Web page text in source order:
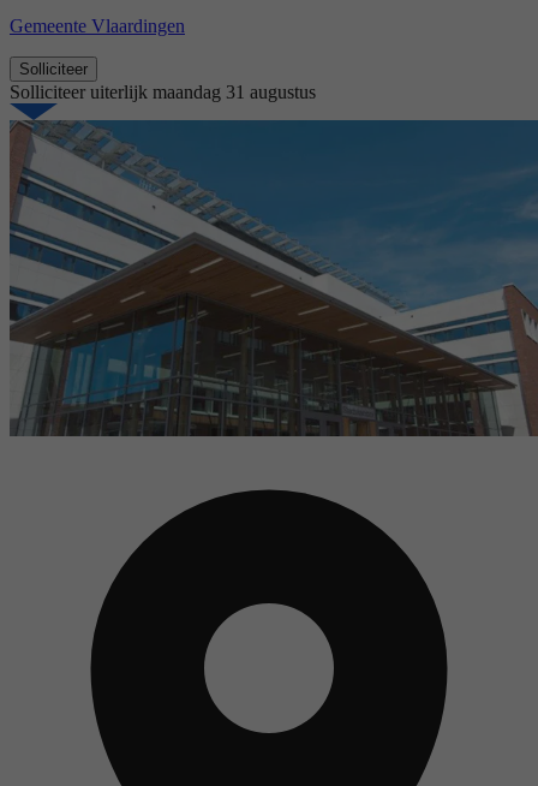
Gemeente Vlaardingen
Solliciteer
Solliciteer uiterlijk maandag 31 augustus